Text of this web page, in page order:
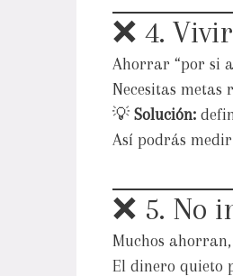
❌ 4.
Ahorrar “por si
Necesitas
💡 Solución:
Así podrás
❌ 5. No
Muchos
El dinero quieto